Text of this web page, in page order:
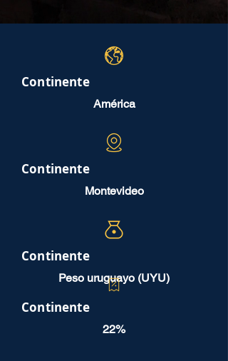
Continente
América
Continente
Montevideo
Continente
Peso uruguayo (UYU)
Continente
22%